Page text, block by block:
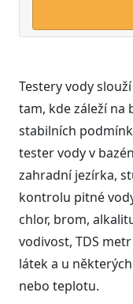
Testery vody
tam, kde záleží na
stabilních
tester vody v
zahradní jezírka,
kontrolu pitné
chlor, brom,
vodivost, TDS
látek a u
nebo teplotu.